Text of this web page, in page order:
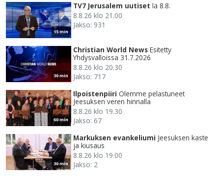
15 min
TV7 Jerusalem uutiset la 8.8.
8.8.26 klo 21.00
Jakso: 931
30 min
Christian World News Esitetty
Yhdysvalloissa 31.7.2026
8.8.26 klo 20.30
Jakso: 717
60 min
Ilpoistenpiiri Olemme pelastuneet
Jeesuksen veren hinnalla
8.8.26 klo 19.30
Jakso: 67
30 min
Markuksen evankeliumi Jeesuksen kaste
ja kiusaus
8.8.26 klo 19.00
Jakso: 2